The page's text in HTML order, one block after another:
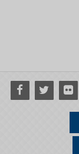
Facebook
Twitter Flickr